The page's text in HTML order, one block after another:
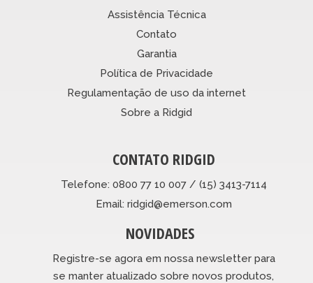
Assistência Técnica
Contato
Garantia
Política de Privacidade
Regulamentação de uso da internet
Sobre a Ridgid
CONTATO RIDGID
Telefone: 0800 77 10 007 / (15) 3413-7114
Email: ridgid@emerson.com
NOVIDADES
Registre-se agora em nossa newsletter para
se manter atualizado sobre novos produtos,